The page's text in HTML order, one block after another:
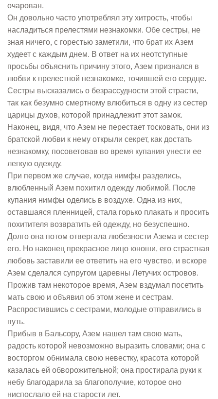
очарован.
Он довольно часто употреблял эту хитрость, чтобы
насладиться прелестями незнакомки. Обе сестры, не
зная ничего, с горестью заметили, что брат их Азем
худеет с каждым днем. В ответ на их неотступные
просьбы объяснить причину этого, Азем признался в
любви к прелестной незнакомке, точившей его сердце.
Сестры высказались о безрассудности этой страсти,
так как безумно смертному влюбиться в одну из сестер
царицы духов, которой принадлежит этот замок.
Наконец, видя, что Азем не перестает тосковать, они из
братской любви к нему открыли секрет, как достать
незнакомку, посоветовав во время купания унести ее
легкую одежду.
При первом же случае, когда нимфы разделись,
влюбленный Азем похитил одежду любимой. После
купания нимфы оделись в воздухе. Одна из них,
оставшаяся пленницей, стала горько плакать и просить
похитителя возвратить ей одежду, но безуспешно.
Долго она потом отвергала любезности Азема и сестер
его. Но наконец прекрасное лицо юноши, его страстная
любовь заставили ее ответить на его чувство, и вскоре
Азем сделался супругом царевны Летучих островов.
Прожив там некоторое время, Азем вздумал посетить
мать свою и объявил об этом жене и сестрам.
Распростившись с сестрами, молодые отправились в
путь.
Прибыв в Бальсору, Азем нашел там свою мать,
радость которой невозможно выразить словами; она с
восторгом обнимала свою невестку, красота которой
казалась ей обворожительной; она простирала руки к
небу благодарила за благополучие, которое оно
ниспослало ей на старости лет.